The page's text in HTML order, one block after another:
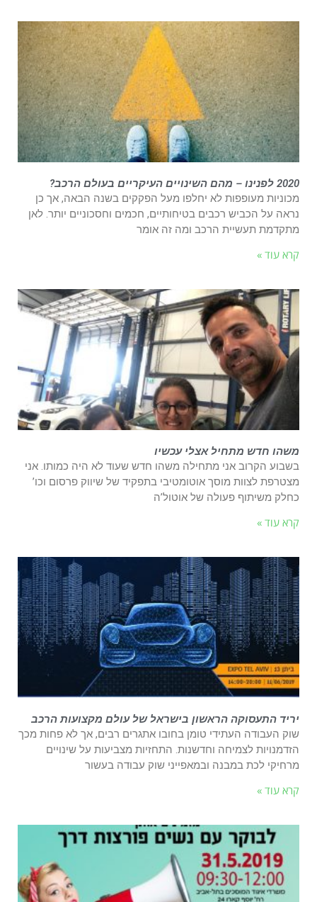
2020 לפנינו – מהם השינויים העיקריים בעולם הרכב?
מכוניות מעופפות לא יחלפו מעל הפקקים בשנה הבאה, אך כן
נראה על הכביש רכבים בטיחותיים, חכמים וחסכוניים יותר. לאן
מתקדמת תעשיית הרכב ומה זה אומר
קרא עוד »
משהו חדש מתחיל אצלי עכשיו
בשבוע הקרוב אני מתחילה משהו חדש שעוד לא היה כמותו. אני
מצטרפת לצוות מוסך אוטומטיבי בתפקיד של שיווק פרסום וכו’
כחלק משיתוף פעולה של אוטול’ה
קרא עוד »
יריד התעסוקה הראשון בישראל של עולם מקצועות הרכב
שוק העבודה העתידי טומן בחובו אתגרים רבים, אך לא פחות מכך
הזדמנויות לצמיחה וחדשנות. התחזיות מצביעות על שינויים
מרחיקי לכת במבנה ובמאפייני שוק עבודה בעשור
קרא עוד »